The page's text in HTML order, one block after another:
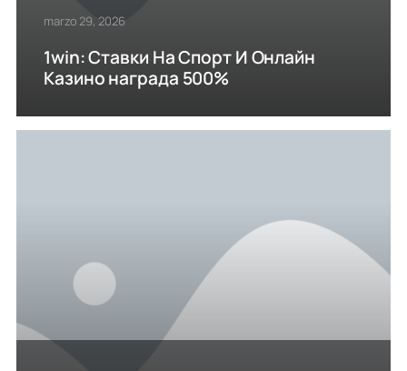
marzo 29, 2026
1win: Ставки На Cпорт И Онлайн
Казино награда 500%